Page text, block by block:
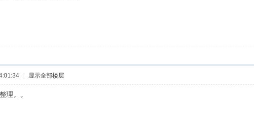
显示全部楼层
理。。